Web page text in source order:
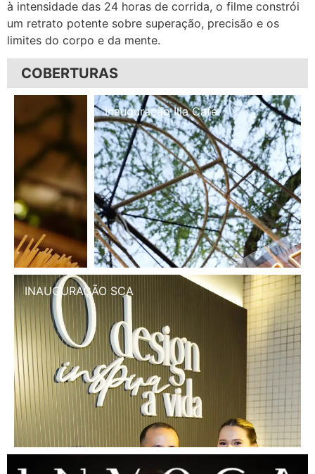
à intensidade das 24 horas de corrida, o filme constrói
um retrato potente sobre superação, precisão e os
limites do corpo e da mente.
COBERTURAS
Inauguração Illa Café
INAUGURAÇÃO SCA